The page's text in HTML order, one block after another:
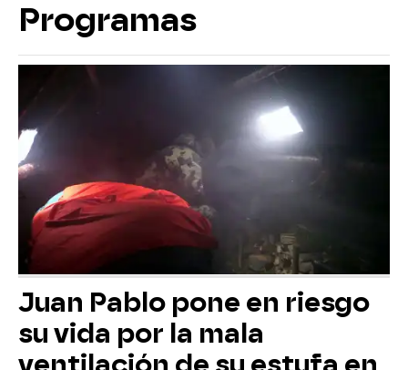
Programas
Juan Pablo pone en riesgo
su vida por la mala